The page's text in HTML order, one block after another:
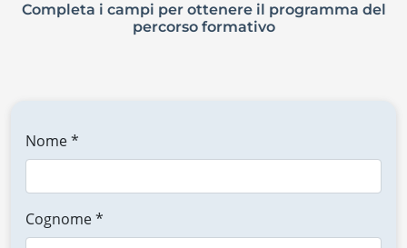
Completa i campi per ottenere il programma del
percorso formativo
Nome *
Cognome *